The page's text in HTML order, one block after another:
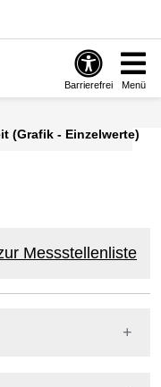
Barrierefrei Menü
(Grafik - Einzelwerte)
Messstellenliste